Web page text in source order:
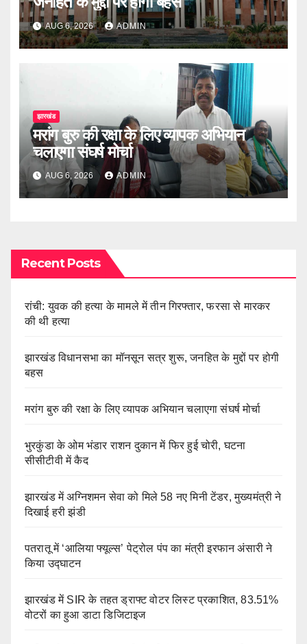
AUG 6, 2026 ADMIN
झारखंड
मरांग बुरु की रक्षा के लिए व्यापक अभियान
चलाएगा संघर्ष मोर्चा
AUG 6, 2026 ADMIN
Recent Posts
रांची: युवक की हत्या के मामले में तीन गिरफ्तार, फरसा से मारकर
की थी हत्या
झारखंड विधानसभा का मॉनसून सत्र शुरू, जनहित के मुद्दों पर होगी
बहस
मरांग बुरु की रक्षा के लिए व्यापक अभियान चलाएगा संघर्ष मोर्चा
भुरकुंडा के ओम भंडार राशन दुकान में फिर हुई चोरी, घटना
सीसीटीवी में कैद
झारखंड में अग्निशमन सेवा को मिले 58 नए मिनी टेंडर, मुख्यमंत्री ने
दिखाई हरी झंडी
पतरातू में ‘आलिया फ्यूल्स’ पेट्रोल पंप का मंत्री इरफान अंसारी ने
किया उद्घाटन
झारखंड में SIR के तहत ड्राफ्ट वोटर लिस्ट प्रकाशित, 83.51%
वोटरों का हुआ डाटा डिजिटाइज